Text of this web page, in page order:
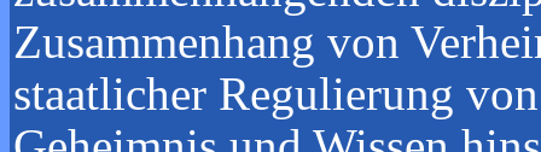
Zusammenhang von
staatlicher Regulierung